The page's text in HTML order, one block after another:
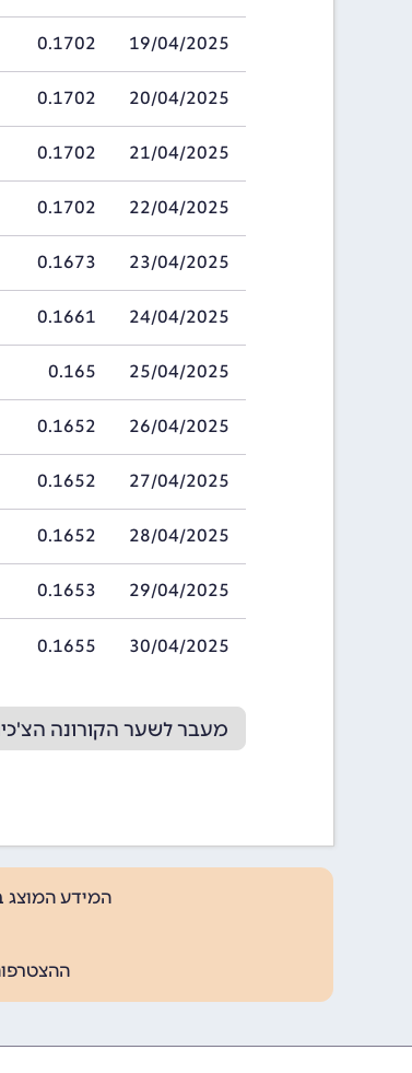
19/04/2025
0.1702
20/04/2025
0.1702
21/04/2025
0.1702
22/04/2025
0.1702
23/04/2025
0.1673
24/04/2025
0.1661
25/04/2025
0.165
26/04/2025
0.1652
27/04/2025
0.1652
28/04/2025
0.1652
29/04/2025
0.1653
30/04/2025
0.1655
מעבר לשער הקורונה הצ'כית
המידע המוצג
ההצטרפות אינה